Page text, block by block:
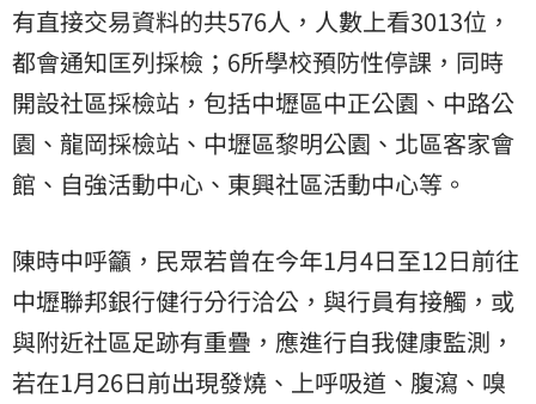
有直接交易資料的共576人，人數上看3013位，
都會通知匡列採檢；6所學校預防性停課，同時
開設社區採檢站，包括中壢區中正公園、中路公
園、龍岡採檢站、中壢區黎明公園、北區客家會
館、自強活動中心、東興社區活動中心等。
陳時中呼籲，民眾若曾在今年1月4日至12日前往
中壢聯邦銀行健行分行洽公，與行員有接觸，或
與附近社區足跡有重疊，應進行自我健康監測，
若在1月26日前出現發燒、上呼吸道、腹瀉、嗅